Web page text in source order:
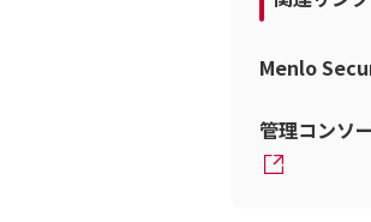
Menlo
管理コンソ